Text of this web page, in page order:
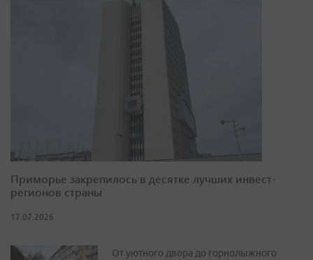
Приморье закрепилось в десятке лучших инвест-
регионов страны
17.07.2026
От уютного двора до горнолыжного